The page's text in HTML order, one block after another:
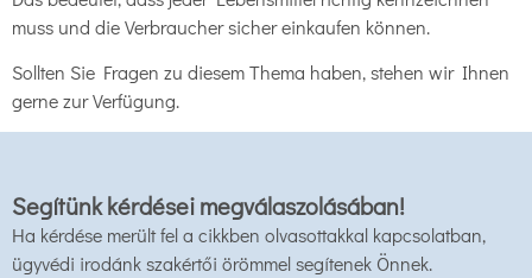
muss und die Verbraucher sicher einkaufen können.
Sollten Sie Fragen zu diesem Thema haben, stehen wir Ihnen
gerne zur Verfügung.
Segítünk kérdései megválaszolásában!
Ha kérdése merült fel a cikkben olvasottakkal kapcsolatban,
ügyvédi irodánk szakértői örömmel segítenek Önnek.